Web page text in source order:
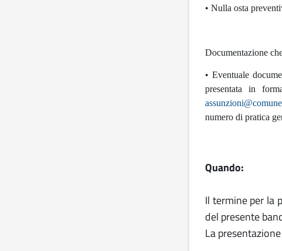
• Nulla osta
Documentazione
• Eventuale
presentata in
numero di pratica
Quando:
Il termine per la
del presente
La